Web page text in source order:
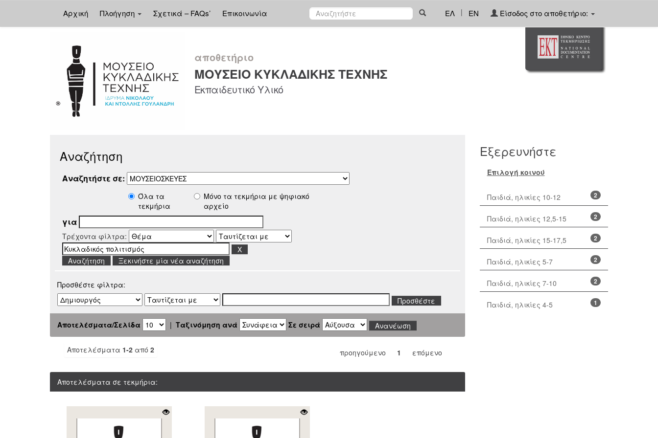
Αρχική Πλοήγηση Σχετικά – FAQs’ Επικοινωνία ΕΛ | EN Είσοδος στο αποθετήριο:
αποθετήριο
ΜΟΥΣΕΙΟ ΚΥΚΛΑΔΙΚΗΣ ΤΕΧΝΗΣ
Εκπαιδευτικό Υλικό
Αναζήτηση
Αναζητήστε σε:
Όλα τα
τεκμήρια
Μόνο τα τεκμήρια με ψηφιακό
αρχείο
για
Τρέχοντα φίλτρα:
Ξεκινήστε μία νέα αναζήτηση
Προσθέστε φίλτρα:
Αποτελέσματα/Σελίδα | Ταξινόμηση ανά Σε σειρά
Αποτελέσματα 1-2 από 2 προηγούμενο 1 επόμενο
Αποτελέσματα σε τεκμήρια:
Εξερευνήστε
Επιλογή κοινού
2
Παιδιά, ηλικίες 10-12
2
Παιδιά, ηλικίες 12,5-15
2
Παιδιά, ηλικίες 15-17,5
2
Παιδιά, ηλικίες 5-7
2
Παιδιά, ηλικίες 7-10
1
Παιδιά, ηλικίες 4-5